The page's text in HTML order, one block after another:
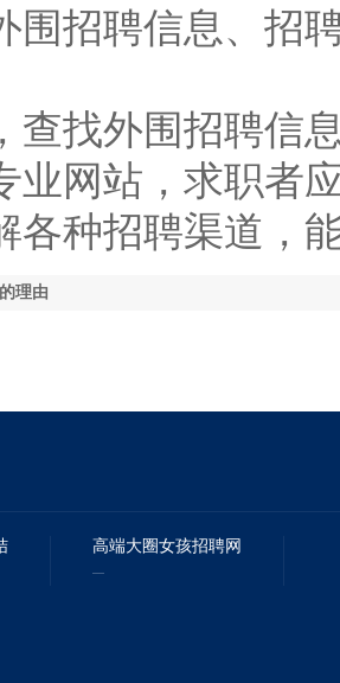
围招聘信息、招
查找外围招聘信
业网站，求职者
各种招聘渠道，
理由
高端大圈女孩招聘网